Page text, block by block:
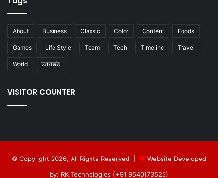
About Business Classic Color Content Foods
Games Life Style Team Tech Timeline Travel
World उतराखंड
VISITOR COUNTER
© Copyright 2026, All Rights Reserved |
Website Developed
by: RK Technologies (+91 9540173525)